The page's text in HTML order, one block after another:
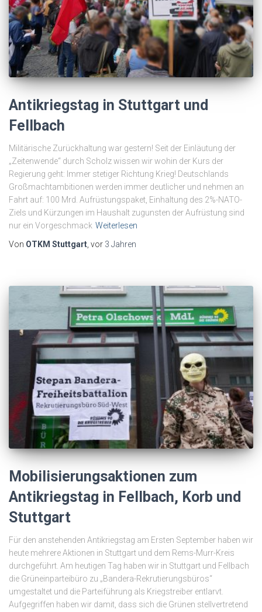
Antikriegstag in Stuttgart und
Fellbach
Militärische Zurückhaltung war gestern! Seit der Einläutung der
„Zeitenwende“ durch Scholz wissen wir wohin der Kurs der
Regierung geht: Immer stetiger Richtung Krieg! Deutschlands
Großmachtambitionen werden immer deutlicher und nehmen an
Fahrt auf: 100 Mrd. Aufrüstungspaket, Einhaltung des 2%-NATO-
Ziels und Kürzungen im Haushalt zugunsten der Aufrüstung sind
nur ein Vorgeschmack Weiterlesen
Von OTKM Stuttgart , vor 3 Jahren
Mobilisierungsaktionen zum
Antikriegstag in Fellbach, Korb und
Stuttgart
Für den anstehenden Antikriegstag am Ersten September haben wir
heute mehrere Aktionen in Stuttgart und dem Rems-Murr-Kreis
durchgeführt. Am heutigen Tag haben wir in Stuttgart und Fellbach
die Grüneinparteibüro zu „Bandera-Rekrutierungsbüros“
umgestaltet und die Parteiführung als Kriegstreiber entlarvt.
Aufgegriffen haben wir damit, dass sich die Grünen stellvertretend